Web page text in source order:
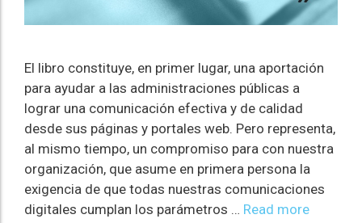
El libro constituye, en primer lugar, una aportación
para ayudar a las administraciones públicas a
lograr una comunicación efectiva y de calidad
desde sus páginas y portales web. Pero representa,
al mismo tiempo, un compromiso para con nuestra
organización, que asume en primera persona la
exigencia de que todas nuestras comunicaciones
digitales cumplan los parámetros … Read more